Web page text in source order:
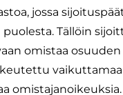
jossa
Tällöin
omistaa osuuden